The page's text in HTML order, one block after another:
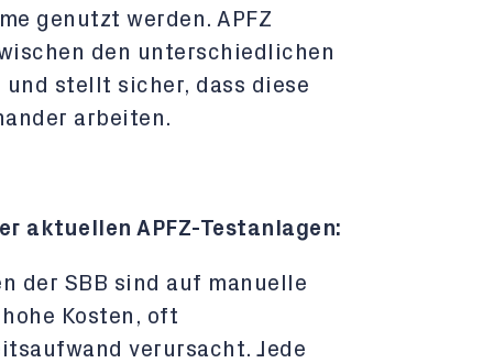
genutzt werden. APFZ
den unterschiedlichen
stellt sicher, dass diese
arbeiten.
aktuellen APFZ-Testanlagen:
der SBB sind auf manuelle
Kosten, oft
verursacht. Jede